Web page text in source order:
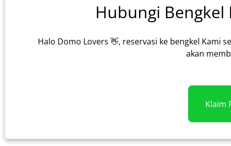
Hubungi Bengkel
Halo Domo Lovers 👋, reservasi ke bengkel Kami
akan
Klaim